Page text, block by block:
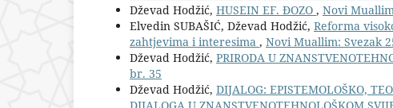
Dževad Hodžić, HUSEIN EF. ĐOZO , Novi
Elvedin SUBAŠIĆ, Dževad Hodžić, Reforma
zahtjevima i interesima , Novi Muallim: Svezak
Dževad Hodžić, PRIRODA U
br. 35
Dževad Hodžić, DIJALOG: EPISTEMOLOŠKO,